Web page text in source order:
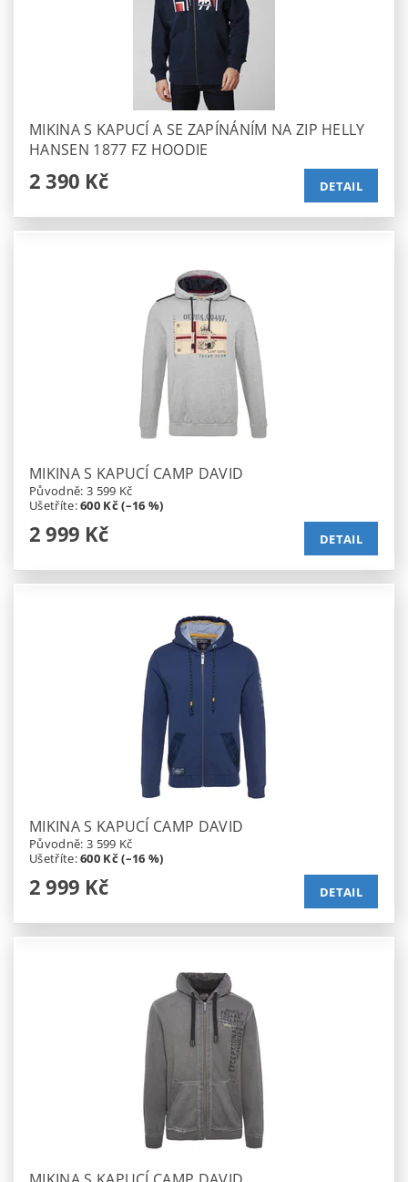
MIKINA S KAPUCÍ A SE ZAPÍNÁNÍM NA ZIP HELLY
HANSEN 1877 FZ HOODIE
2 390 Kč DETAIL
MIKINA S KAPUCÍ CAMP DAVID
Původně: 3 599 Kč
Ušetříte:600 Kč (–16 %)
2 999 Kč DETAIL
MIKINA S KAPUCÍ CAMP DAVID
Původně: 3 599 Kč
Ušetříte:600 Kč (–16 %)
2 999 Kč DETAIL